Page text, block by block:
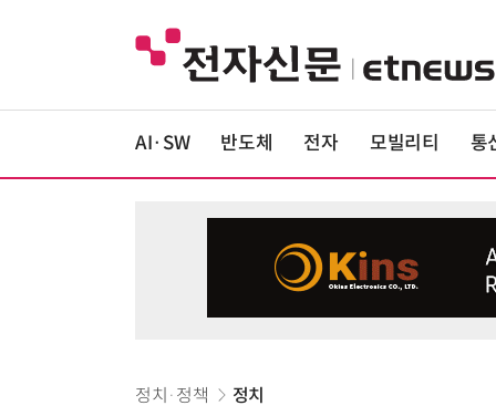
AI·SW 반도체 전자 모빌리티 통
정치·정책 정치